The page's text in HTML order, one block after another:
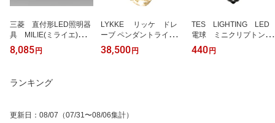
三菱 直付形LED照明器
具 MILIE(ミライエ) L
EDライトユニット形ベ
ースライト(Myシリーズ)
5200lm 100〜242V
MYV450432NAHTN
8,085円
LYKKE リッケ ドレ
ーブ ペンダントライト
ペンダント照明 LED
引掛シーリング 工具不
38,500円
TES LIGHTING LED
電球 ミニクリプトン形
(小形電球タイプ) 25形
相当(25W形相当) 高演
440円
ランキング
更新日 ： 08/07 （07/31〜08/06集計）